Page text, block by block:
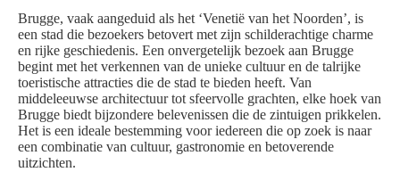
Brugge, vaak aangeduid als het ‘Venetië van het Noorden’, is
een stad die bezoekers betovert met zijn schilderachtige charme
en rijke geschiedenis. Een onvergetelijk bezoek aan Brugge
begint met het verkennen van de unieke cultuur en de talrijke
toeristische attracties die de stad te bieden heeft. Van
middeleeuwse architectuur tot sfeervolle grachten, elke hoek van
Brugge biedt bijzondere belevenissen die de zintuigen prikkelen.
Het is een ideale bestemming voor iedereen die op zoek is naar
een combinatie van cultuur, gastronomie en betoverende
uitzichten.